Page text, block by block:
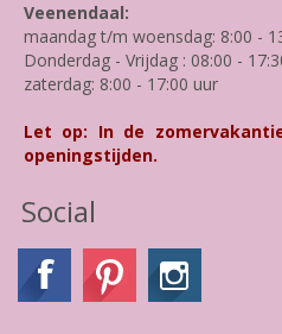
Veenendaal:
maandag t/m woensdag: 8:00 -
Donderdag - Vrijdag : 08:00 -
zaterdag: 8:00 - 17:00 uur
Let op: In de
openingstijden.
Social